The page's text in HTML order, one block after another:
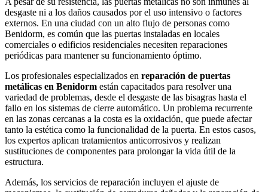
desgaste ni a los daños causados por el uso intensivo o factores
externos. En una ciudad con un alto flujo de personas como
Benidorm, es común que las puertas instaladas en locales
comerciales o edificios residenciales necesiten reparaciones
periódicas para mantener su funcionamiento óptimo.
Los profesionales especializados en reparación de puertas
metálicas en Benidorm están capacitados para resolver una
variedad de problemas, desde el desgaste de las bisagras hasta el
fallo en los sistemas de cierre automático. Un problema recurrente
en las zonas cercanas a la costa es la oxidación, que puede afectar
tanto la estética como la funcionalidad de la puerta. En estos casos,
los expertos aplican tratamientos anticorrosivos y realizan
sustituciones de componentes para prolongar la vida útil de la
estructura.
Además, los servicios de reparación incluyen el ajuste de